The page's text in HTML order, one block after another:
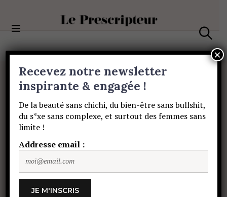
Le Prescripteur
e
a
PORTRAITS
Mathilde:« Jesuis
trèsinsolenteet
çaénervela
fachosphère »
Recevez notre newsletter
inspirante & engagée !
De la beauté sans chichi, du bien-être sans bullshit,
du s*xe sans complexe, et surtout des femmes sans
limite !
Addresse email :
×